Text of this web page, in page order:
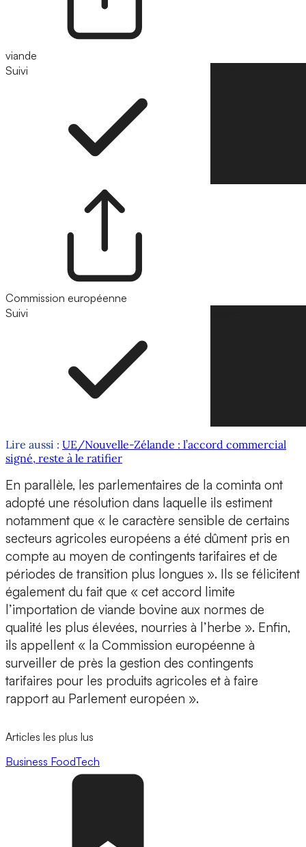
viande
Suivi
Commission européenne
Suivi
Lire aussi : UE/Nouvelle-Zélande : l’accord commercial
signé, reste à le ratifier
En parallèle, les parlementaires de la cominta ont
adopté une résolution dans laquelle ils estiment
notamment que « le caractère sensible de certains
secteurs agricoles européens a été dûment pris en
compte au moyen de contingents tarifaires et de
périodes de transition plus longues ». Ils se félicitent
également du fait que « cet accord limite
l’importation de viande bovine aux normes de
qualité les plus élevées, nourries à l’herbe ». Enfin,
ils appellent « la Commission européenne à
surveiller de près la gestion des contingents
tarifaires pour les produits agricoles et à faire
rapport au Parlement européen ».
Articles les plus lus
Business FoodTech